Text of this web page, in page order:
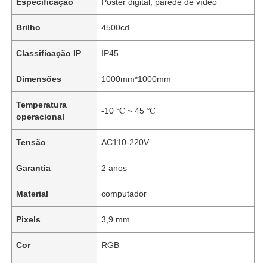
Brilho 4500cd
Classificação IP IP45
Dimensões 1000mm*1000mm
Temperatura
operacional
-10 ℃ ~ 45 ℃
Tensão AC110-220V
Garantia 2 anos
Material computador
Pixels 3,9 mm
Cor RGB